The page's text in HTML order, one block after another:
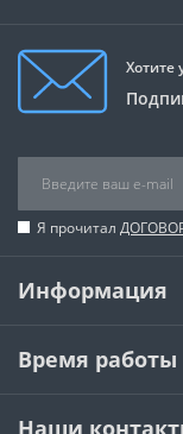
Хотите
Я прочитал
Информация
Время работы